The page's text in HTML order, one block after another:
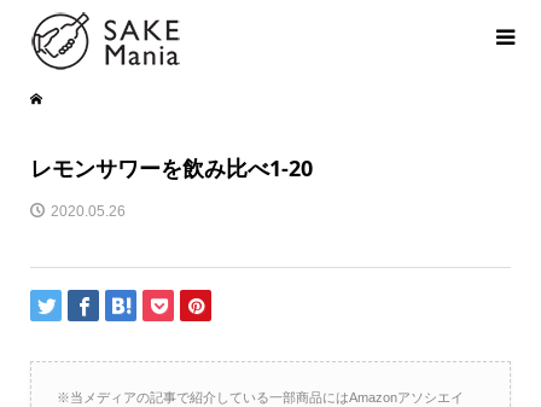
レモンサワーを飲み比べ1-20
2020.05.26
※当メディアの記事で紹介している一部商品にはAmazonアソシエイ